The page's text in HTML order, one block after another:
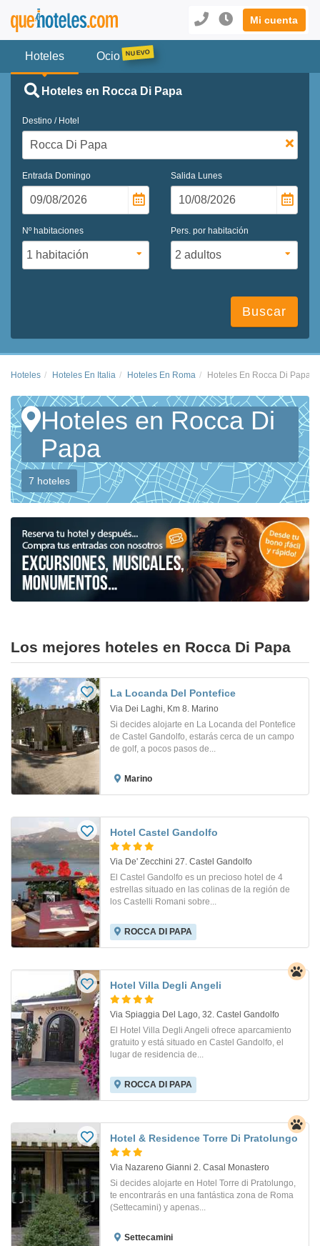
Mi cuenta
Hoteles Ocio
Hoteles en Rocca Di Papa
Destino / Hotel
Entrada Domingo Salida Lunes
Nº habitaciones Pers. por habitación
Buscar
Hoteles Hoteles En Italia Hoteles En Roma Hoteles En Rocca Di Papa
Hoteles en Rocca Di
Papa
7 hoteles
Los mejores hoteles en Rocca Di Papa
La Locanda Del Pontefice
Via Dei Laghi, Km 8. Marino
Si decides alojarte en La Locanda del Pontefice
de Castel Gandolfo, estarás cerca de un campo
de golf, a pocos pasos de...
Marino
Hotel Castel Gandolfo
Via De' Zecchini 27. Castel Gandolfo
El Castel Gandolfo es un precioso hotel de 4
estrellas situado en las colinas de la región de
los Castelli Romani sobre...
ROCCA DI PAPA
Hotel Villa Degli Angeli
Via Spiaggia Del Lago, 32. Castel Gandolfo
El Hotel Villa Degli Angeli ofrece aparcamiento
gratuito y está situado en Castel Gandolfo, el
lugar de residencia de...
ROCCA DI PAPA
Hotel & Residence Torre Di Pratolungo
Via Nazareno Gianni 2. Casal Monastero
Si decides alojarte en Hotel Torre di Pratolungo,
te encontrarás en una fantástica zona de Roma
(Settecamini) y apenas...
Settecamini